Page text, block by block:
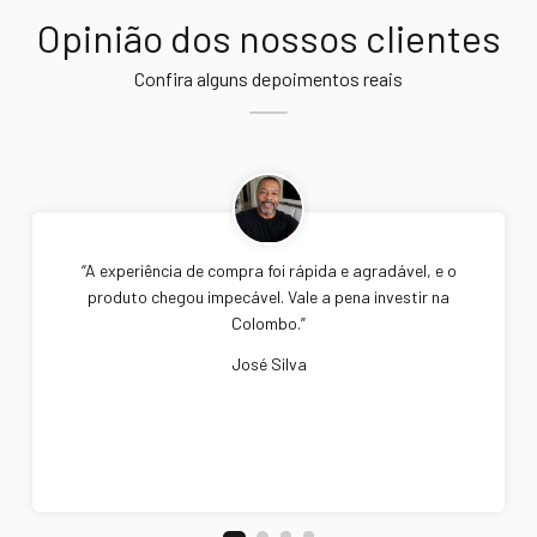
Opinião dos nossos clientes
Confira alguns depoimentos reais
“A experiência de compra foi rápida e agradável, e o
produto chegou impecável. Vale a pena investir na
Colombo.”
José Silva